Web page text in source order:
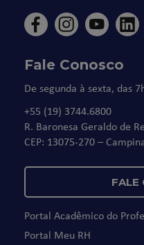
Fale Conosco
De segunda à sexta, das
+55 (19) 3744.6800
R. Baronesa Geraldo de
CEP: 13075-270 –
FALE
Portal Acadêmico do
Portal Meu RH